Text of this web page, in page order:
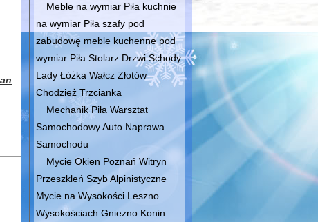
Meble na wymiar Piła kuchnie
na wymiar Piła szafy pod
zabudowę meble kuchenne pod
wymiar Piła Stolarz Drzwi Schody
Lady Łóżka Wałcz Złotów
Chodzież Trzcianka
Mechanik Piła Warsztat
Samochodowy Auto Naprawa
Samochodu
Mycie Okien Poznań Witryn
Przeszkleń Szyb Alpinistyczne
Mycie na Wysokości Leszno
Wysokościach Gniezno Konin